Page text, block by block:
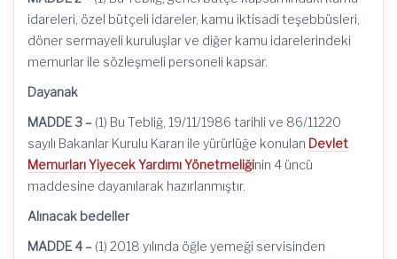
idareleri, özel bütçeli idareler, kamu iktisadi teşebbüsleri,
döner sermayeli kuruluşlar ve diğer kamu idarelerindeki
memurlar ile sözleşmeli personeli kapsar.
Dayanak
MADDE 3 – (1) Bu Tebliğ, 19/11/1986 tarihli ve 86/11220
sayılı Bakanlar Kurulu Kararı ile yürürlüğe konulan Devlet
Memurları Yiyecek Yardımı Yönetmeliğinin 4 üncü
maddesine dayanılarak hazırlanmıştır.
Alınacak bedeller
MADDE 4 – (1) 2018 yılında öğle yemeği servisinden